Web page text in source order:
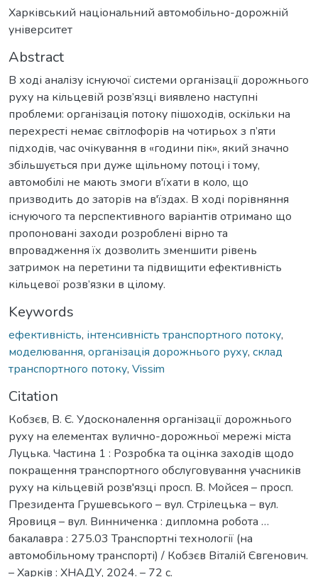
Харківський національний автомобільно-дорожній
університет
Abstract
В ході аналізу існуючої системи організації дорожнього
руху на кільцевій розв’язці виявлено наступні
проблеми: організація потоку пішоходів, оскільки на
перехресті немає світлофорів на чотирьох з п’яти
підходів, час очікування в «години пік», який значно
збільшується при дуже щільному потоці і тому,
автомобілі не мають змоги в'їхати в коло, що
призводить до заторів на в'їздах. В ході порівняння
існуючого та перспективного варіантів отримано що
пропоновані заходи розроблені вірно та
впровадження їх дозволить зменшити рівень
затримок на перетини та підвищити ефективність
кільцевої розв’язки в цілому.
Keywords
ефективність, інтенсивність транспортного потоку,
моделювання, організація дорожнього руху, склад
транспортного потоку, Vissim
Citation
Кобзєв, В. Є. Удосконалення організації дорожнього
руху на елементах вулично-дорожньої мережі міста
Луцька. Частина 1 : Розробка та оцінка заходів щодо
покращення транспортного обслуговування учасників
руху на кільцевій розв'язці просп. В. Мойсея – просп.
Президента Грушевського – вул. Стрілецька – вул.
Яровиця – вул. Винниченка : дипломна робота …
бакалавра : 275.03 Транспортні технології (на
автомобільному транспорті) / Кобзєв Віталій Євгенович.
– Харків : ХНАДУ, 2024. – 72 с.